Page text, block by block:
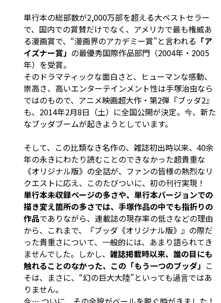
単行本の総部数が2,000万部を超える大ベストセラー
で、国内での賞賛だけでなく、アメリカで最も権威あ
る漫画賞で、“漫画界のアカデミー賞”と言われる 「ア
イズナー賞」 の最優秀国際作品部門（2004年・2005
年）を受賞。
そのドラマティックな面白さと、ヒューマンな感動、
崇高さ、高いエンターテインメント性は手塚治虫なら
ではのもので、アニメ映画超大作・第2弾『ブッダ2』
も、2014年2月8日（土）に全国公開が決定。今、新た
なブッダブームが起きようとしています。
そして、この比類なき名作の、雑誌初出時以来、40余
年の永きにわたり読むことのできなかった超貴重な
《オリジナル版》の全話が、ファンの皆様の熱烈なリ
クエストに応え、このたびついに、初の刊行実現！
単行本未収録ページの多さや、単行本バージョンでの
描き変え箇所の多さでは、手塚作品の中でも指折りの
作品でありながら、連載誌の現存率の低さなどの理由
から、これまで、『ブッダ《オリジナル版》』の際だ
った貴重さについて、一般的には、あまり語られてき
ませんでした。しかし、 雑誌掲載時以来、誰の目にも
触れることのなかった、この「もう一つのブッダ」 こ
そは、まさに、“幻の巨大大陸”といっても過言ではあ
りません。